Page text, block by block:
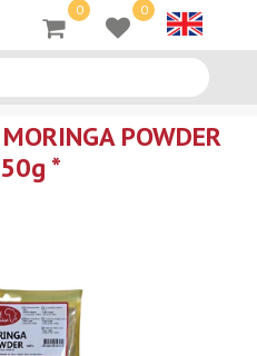
0 0
POWDER
*